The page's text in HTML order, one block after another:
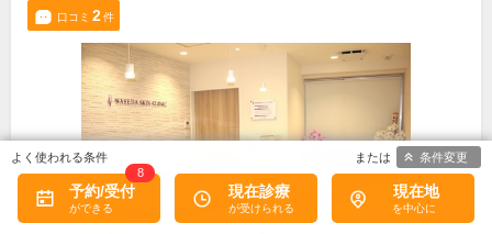
口コミ 2件
予約/受付
8
現在診療 現在地
条件変更